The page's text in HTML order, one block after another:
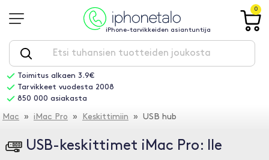
iPhone-tarvikkeiden asiantuntija
0
Toimitus alkaen 3.9€
Tarvikkeet vuodesta 2008
850 000 asiakasta
Mac » iMac Pro » Keskittimiin » USB hub
USB-keskittimet iMac Pro: lle